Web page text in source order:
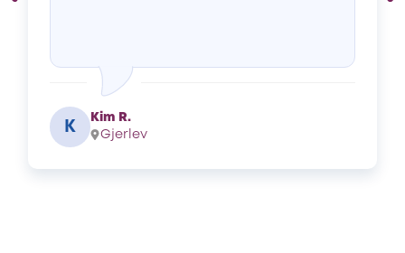
K
Kim R.
Gjerlev